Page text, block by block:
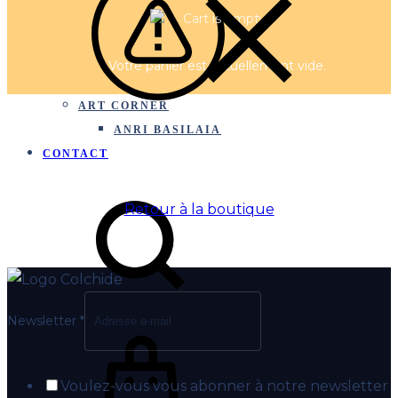
VINS BLANCS
VINS ROUGES
SPIRITUEUX
EPICERIE
ART CORNER
ANRI BASILAIA
CONTACT
Votre panier est actuellement vide.
Retour à la boutique
Newsletter *
Voulez-vous vous abonner à notre newsletter